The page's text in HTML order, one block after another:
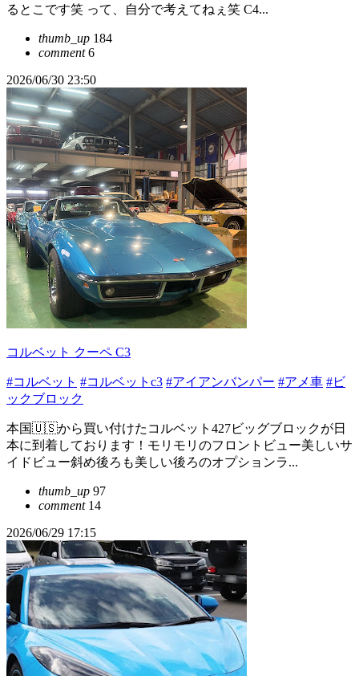
るとこです笑 って、自分で考えてねぇ笑 C4...
thumb_up 184
comment6
2026/06/30 23:50
コルベット クーペ C3
#コルベット #コルベットc3 #アイアンバンパー #アメ車 #ビ
ックブロック
本国🇺🇸から買い付けたコルベット427ビッグブロックが日
本に到着しております！モリモリのフロントビュー美しいサ
イドビュー斜め後ろも美しい後ろのオプションラ...
thumb_up 97
comment14
2026/06/29 17:15